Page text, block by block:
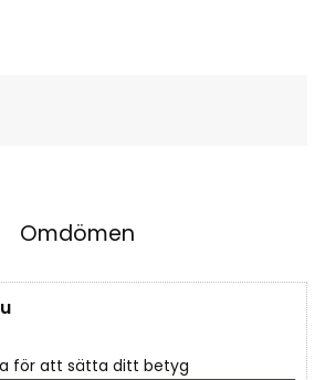
Omdömen
för att sätta ditt betyg